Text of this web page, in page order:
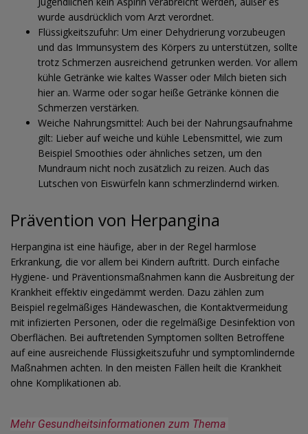
wurde ausdrücklich vom Arzt verordnet.
Flüssigkeitszufuhr: Um einer Dehydrierung vorzubeugen
und das Immunsystem des Körpers zu unterstützen, sollte
trotz Schmerzen ausreichend getrunken werden. Vor allem
kühle Getränke wie kaltes Wasser oder Milch bieten sich
hier an. Warme oder sogar heiße Getränke können die
Schmerzen verstärken.
Weiche Nahrungsmittel: Auch bei der Nahrungsaufnahme
gilt: Lieber auf weiche und kühle Lebensmittel, wie zum
Beispiel Smoothies oder ähnliches setzen, um den
Mundraum nicht noch zusätzlich zu reizen. Auch das
Lutschen von Eiswürfeln kann schmerzlindernd wirken.
Prävention von Herpangina
Herpangina ist eine häufige, aber in der Regel harmlose
Erkrankung, die vor allem bei Kindern auftritt. Durch einfache
Hygiene- und Präventionsmaßnahmen kann die Ausbreitung der
Krankheit effektiv eingedämmt werden. Dazu zählen zum
Beispiel regelmäßiges Händewaschen, die Kontaktvermeidung
mit infizierten Personen, oder die regelmäßige Desinfektion von
Oberflächen. Bei auftretenden Symptomen sollten Betroffene
auf eine ausreichende Flüssigkeitszufuhr und symptomlindernde
Maßnahmen achten. In den meisten Fällen heilt die Krankheit
ohne Komplikationen ab.
Mehr Gesundheitsinformationen zum Thema